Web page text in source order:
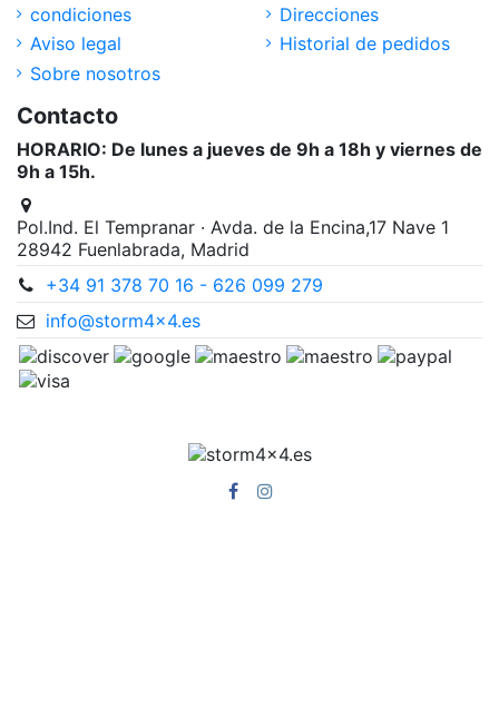
condiciones
Aviso legal
Sobre nosotros
Direcciones
Historial de pedidos
Contacto
HORARIO: De lunes a jueves de 9h a 18h y viernes de
9h a 15h.
Pol.Ind. El Tempranar · Avda. de la Encina,17 Nave 1
28942 Fuenlabrada, Madrid
+34 91 378 70 16 - 626 099 279
info@storm4x4.es